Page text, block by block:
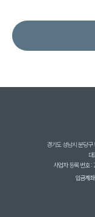
경기도 성남시 분당구
사업자 등록 번호 :
입금계